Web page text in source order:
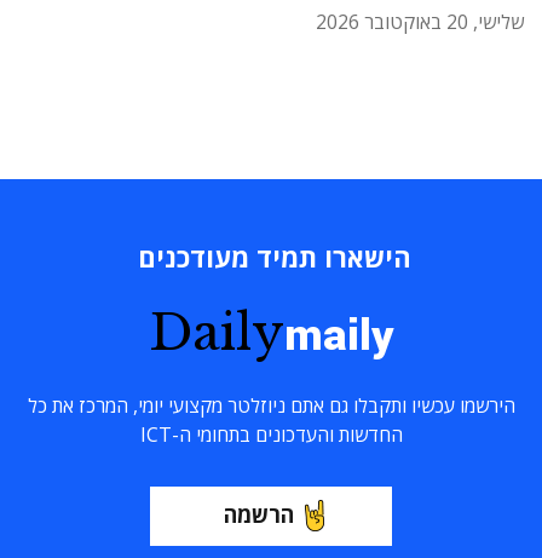
שלישי, 20 באוקטובר 2026
הישארו תמיד מעודכנים
Dailymaily
הירשמו עכשיו ותקבלו גם אתם ניוזלטר מקצועי יומי, המרכז את כל
החדשות והעדכונים בתחומי ה-ICT
הרשמה